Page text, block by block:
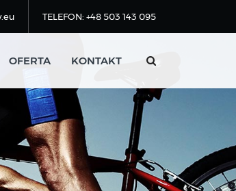
TELEFON: +48 503 143 095
OFERTA KONTAKT